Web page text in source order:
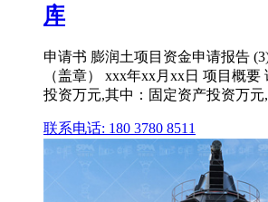
库
申请书 膨润土项目资金申请报告
（盖章） xxx年xx月xx日 项目概
投资万元,其中：固定资产投资万元
联系电话: 180 3780 8511